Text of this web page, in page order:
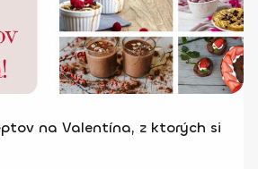
na Valentína, z ktorých si